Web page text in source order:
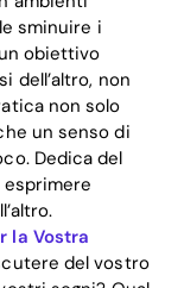
sminuire i
obiettivo
dell’altro, non
non solo
un senso di
Dedica del
la Vostra
del vostro